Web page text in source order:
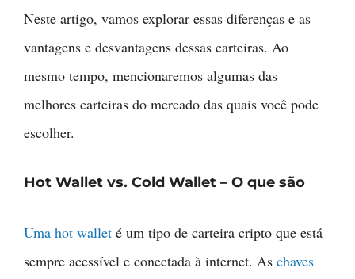
Neste artigo, vamos explorar essas diferenças e as
vantagens e desvantagens dessas carteiras. Ao
mesmo tempo, mencionaremos algumas das
melhores carteiras do mercado das quais você pode
escolher.
Hot Wallet vs. Cold Wallet – O que são
Uma hot wallet é um tipo de carteira cripto que está
sempre acessível e conectada à internet. As chaves